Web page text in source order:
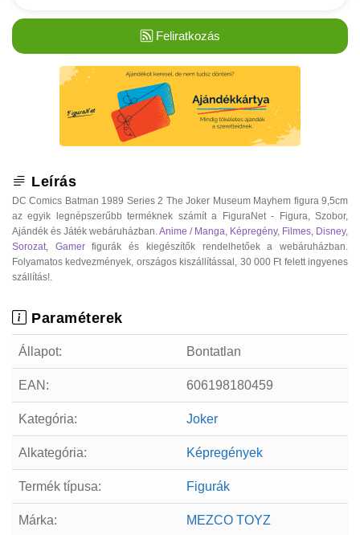
Feliratkozás
Leírás
DC Comics Batman 1989 Series 2 The Joker Museum Mayhem figura 9,5cm
az egyik legnépszerűbb terméknek számít a FiguraNet - Figura, Szobor,
Ajándék és Játék webáruházban. Anime / Manga Képregény, Filmes Disney,
Sorozat
Gamerfigurák és kiegészítők rendelhetőek a webáruházban.
Folyamatos kedvezmények, országos kiszállítással, 30 000 Ft felett ingyenes
szállítás!.
Paraméterek
Állapot: Bontatlan
EAN: 606198180459
Kategória: Joker
Alkategória: Képregények
Termék típusa: Figurák
Márka: MEZCO TOYZ